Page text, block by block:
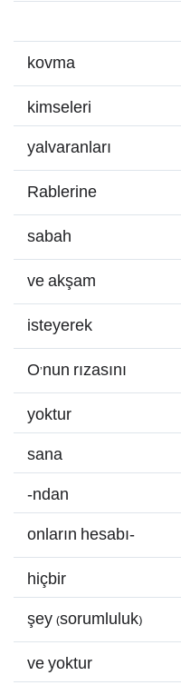
kovma
kimseleri
yalvaranları
Rablerine
sabah
ve akşam
isteyerek
O’nun rızasını
yoktur
sana
-ndan
onların hesabı-
hiçbir
şey (sorumluluk)
ve yoktur